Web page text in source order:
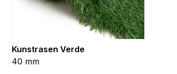
Kunstrasen Verde
40 mm